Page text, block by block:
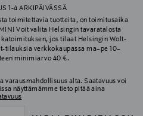
1-4 ARKIPÄIVÄSSÄ
toimitettavia tuotteita, on toimitusaika
Voit valita Helsingin tavaratalosta
jos tilaat Helsingin Wolt-
tilauksia verkkokaupassa ma–pe 10–
minimiarvo 40 €.
varausmahdollisuus alta. Saatavuus voi
näyttämämme tieto pitää aina